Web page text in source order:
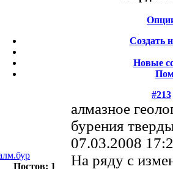
Создать
Новые
#213
Постов: 1
алмазное
бурения
07.03.2008
На ряду с